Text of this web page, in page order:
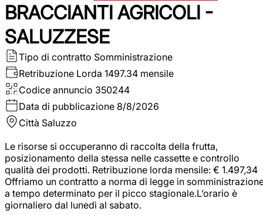
BRACCIANTI AGRICOLI -
SALUZZESE
Tipo di contratto Somministrazione
Retribuzione Lorda 1497.34 mensile
Codice annuncio 350244
Data di pubblicazione 8/8/2026
Città Saluzzo
Le risorse si occuperanno di raccolta della frutta,
posizionamento della stessa nelle cassette e controllo
qualità dei prodotti. Retribuzione lorda mensile: € 1.497,34
Offriamo un contratto a norma di legge in
a tempo determinato per il picco stagionale.L’orario è
giornaliero dal lunedì al sabato.